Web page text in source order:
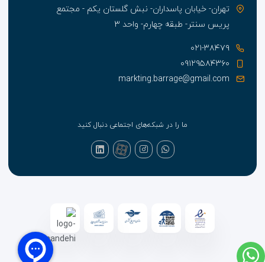
تهران- خیابان پاسداران- نبش گلستان یکم - مجتمع
پریس سنتر- طبقه چهارم- واحد ۳
۰۲۱-۳۸۴۷۹
۰۹۱۲۹۵۸۴۳۶۰
markting.barrage@gmail.com
ما را در شبکه‌های اجتماعی دنبال کنید